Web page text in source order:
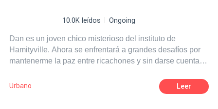
10.0K leídos Ongoing
Dan es un joven chico misterioso del instituto de
Hamityville. Ahora se enfrentará a grandes desafíos por
mantenerme la paz entre ricachones y sin darse cuenta
Urbano Leer